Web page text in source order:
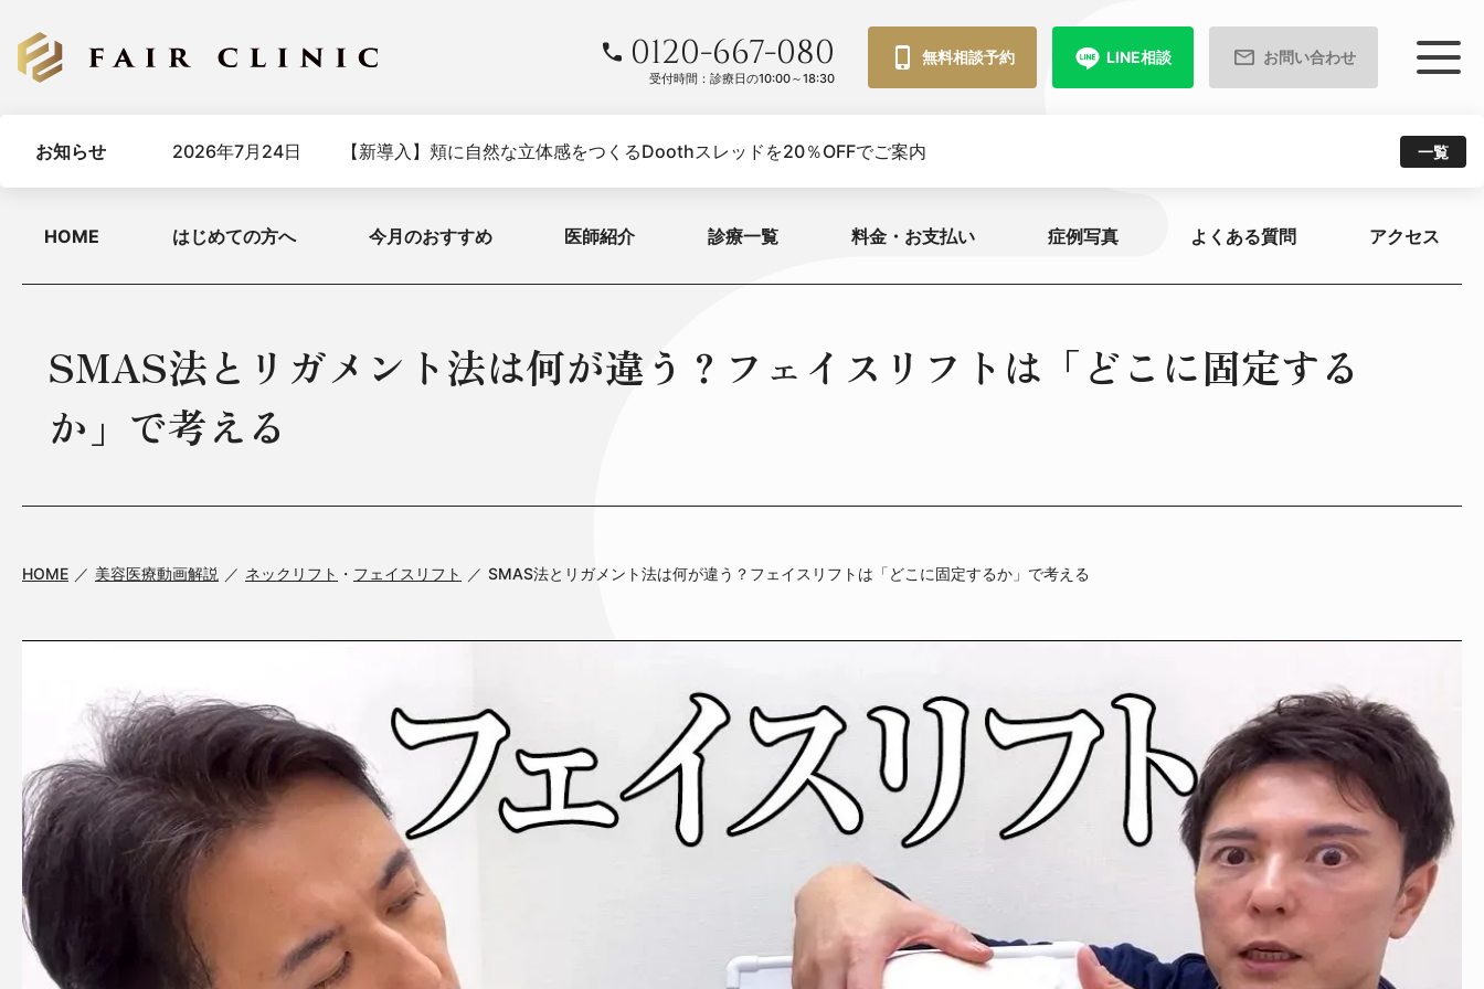
0120-667-080
受付時間：診療日の10:00～18:30
無料相談予約 LINE相談 お問い合わせ
お知らせ 2026年7月24日 【新導入】頬に自然な立体感をつくるDoothスレッドを20％OFFでご案内 一覧
HOME はじめての方へ 今月のおすすめ 医師紹介 診療一覧 料金・お支払い 症例写真 よくある質問 アクセス
SMAS法とリガメント法は何が違う？フェイスリフトは「どこに固定する
か」で考える
HOME 美容医療動画解説 ネックリフト ・ フェイスリフト SMAS法とリガメント法は何が違う？フェイスリフトは「どこに固定するか」で考える